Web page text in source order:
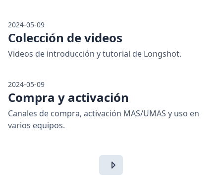
2024-05-09
Colección de videos
Videos de introducción y tutorial de Longshot.
2024-05-09
Compra y activación
Canales de compra, activación MAS/UMAS y uso en
varios equipos.